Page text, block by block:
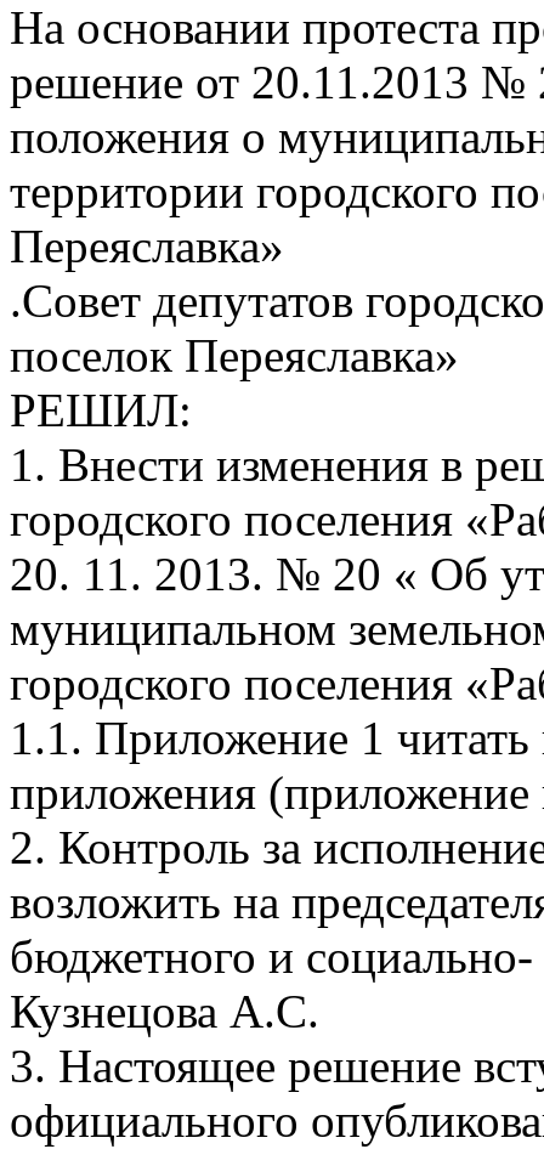
На основании протеста
решение от 20.11.2013 №
положения о
территории городского
Переяславка»
.Совет депутатов
поселок Переяславка»
РЕШИЛ:
1. Внести изменения в
городского поселения
20. 11. 2013. № 20 « Об
муниципальном
городского поселения
1.1. Приложение 1 читать
приложения (приложение
2. Контроль за
возложить на
бюджетного и социально-
Кузнецова А.С.
3. Настоящее решение
официального